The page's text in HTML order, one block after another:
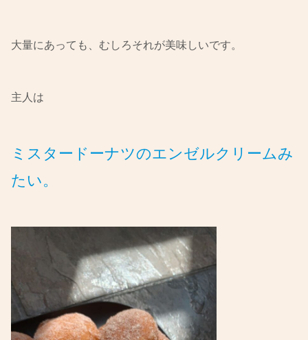
大量にあっても、むしろそれが美味しいです。
主人は
ミスタードーナツのエンゼルクリームみ
たい。